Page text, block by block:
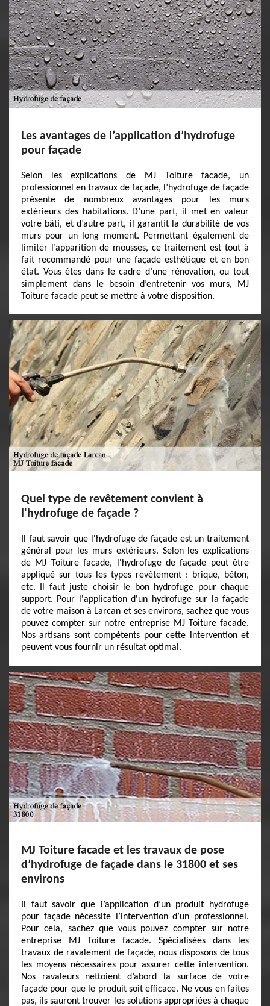
Les avantages de l’application d’hydrofuge
pour façade
Selon les explications de MJ Toiture facade, un
professionnel en travaux de façade, l’hydrofuge de façade
présente de nombreux avantages pour les murs
extérieurs des habitations. D’une part, il met en valeur
votre bâti, et d’autre part, il garantit la durabilité de vos
murs pour un long moment. Permettant également de
limiter l’apparition de mousses, ce traitement est tout à
fait recommandé pour une façade esthétique et en bon
état. Vous êtes dans le cadre d’une rénovation, ou tout
simplement dans le besoin d’entretenir vos murs, MJ
Toiture facade peut se mettre à votre disposition.
Quel type de revêtement convient à
l'hydrofuge de façade ?
Il faut savoir que l'hydrofuge de façade est un traitement
général pour les murs extérieurs. Selon les explications
de MJ Toiture facade, l'hydrofuge de façade peut être
appliqué sur tous les types revêtement : brique, béton,
etc. Il faut juste choisir le bon hydrofuge pour chaque
support. Pour l'application d'un hydrofuge sur la façade
de votre maison à Larcan et ses environs, sachez que vous
pouvez compter sur notre entreprise MJ Toiture facade.
Nos artisans sont compétents pour cette intervention et
peuvent vous fournir un résultat optimal.
MJ Toiture facade et les travaux de pose
d’hydrofuge de façade dans le 31800 et ses
environs
Il faut savoir que l’application d’un produit hydrofuge
pour façade nécessite l’intervention d’un professionnel.
Pour cela, sachez que vous pouvez compter sur notre
entreprise MJ Toiture facade. Spécialisées dans les
travaux de ravalement de façade, nous disposons de tous
les moyens nécessaires pour assurer cette intervention.
Nos ravaleurs nettoient d’abord la surface de votre
façade pour que le produit soit efficace. Ne vous en faites
pas, ils sauront trouver les solutions appropriées à chaque